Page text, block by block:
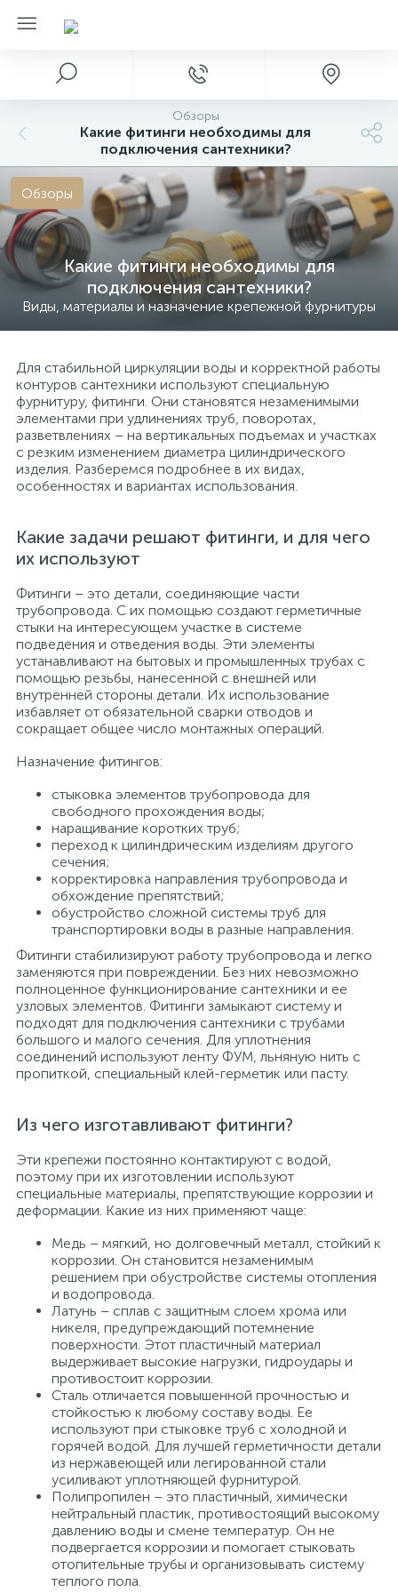
Обзоры
Какие фитинги необходимы для
подключения сантехники?
Какие фитинги необходимы для
подключения сантехники?
Виды, материалы и назначение крепежной фурнитуры
Обзоры
Для стабильной циркуляции воды и корректной работы
контуров сантехники используют специальную
фурнитуру, фитинги. Они становятся незаменимыми
элементами при удлинениях труб, поворотах,
разветвлениях – на вертикальных подъемах и участках
с резким изменением диаметра цилиндрического
изделия. Разберемся подробнее в их видах,
особенностях и вариантах использования.
Какие задачи решают фитинги, и для чего
их используют
Фитинги – это детали, соединяющие части
трубопровода. С их помощью создают герметичные
стыки на интересующем участке в системе
подведения и отведения воды. Эти элементы
устанавливают на бытовых и промышленных трубах с
помощью резьбы, нанесенной с внешней или
внутренней стороны детали. Их использование
избавляет от обязательной сварки отводов и
сокращает общее число монтажных операций.
Назначение фитингов:
стыковка элементов трубопровода для
свободного прохождения воды;
наращивание коротких труб;
переход к цилиндрическим изделиям другого
сечения;
корректировка направления трубопровода и
обхождение препятствий;
обустройство сложной системы труб для
транспортировки воды в разные направления.
Фитинги стабилизируют работу трубопровода и легко
заменяются при повреждении. Без них невозможно
полноценное функционирование сантехники и ее
узловых элементов. Фитинги замыкают систему и
подходят для подключения сантехники с трубами
большого и малого сечения. Для уплотнения
соединений используют ленту ФУМ, льняную нить с
пропиткой, специальный клей-герметик или пасту.
Из чего изготавливают фитинги?
Эти крепежи постоянно контактируют с водой,
поэтому при их изготовлении используют
специальные материалы, препятствующие коррозии и
деформации. Какие из них применяют чаще:
Медь – мягкий, но долговечный металл, стойкий к
коррозии. Он становится незаменимым
решением при обустройстве системы отопления
и водопровода.
Латунь – сплав с защитным слоем хрома или
никеля, предупреждающий потемнение
поверхности. Этот пластичный материал
выдерживает высокие нагрузки, гидроудары и
противостоит коррозии.
Сталь отличается повышенной прочностью и
стойкостью к любому составу воды. Ее
используют при стыковке труб с холодной и
горячей водой. Для лучшей герметичности детали
из нержавеющей или легированной стали
усиливают уплотняющей фурнитурой.
Полипропилен – это пластичный, химически
нейтральный пластик, противостоящий высокому
давлению воды и смене температур. Он не
подвергается коррозии и помогает стыковать
отопительные трубы и организовывать систему
теплого пола.